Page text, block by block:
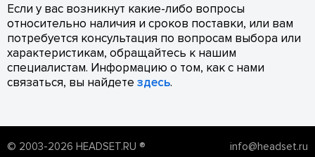
Если у вас возникнут какие-либо вопросы
относительно наличия и сроков поставки, или вам
потребуется консультация по вопросам выбора или
характеристикам, обращайтесь к нашим
специалистам. Информацию о том, как с нами
связаться, вы найдете здесь.
© 2003-2026 HEADSET.RU ® info@headset.ru